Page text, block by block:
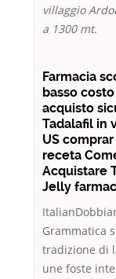
villaggio
a 1300 mt.
Farmacia
basso
acquisto
Tadalafil in
US
receta
Acquistare
Jelly
Grammatica
tradizione di
une foste